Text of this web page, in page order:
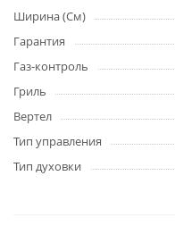
Ширина (См)
Гарантия
Газ-контроль
Гриль
Вертел
Тип управления
Тип духовки